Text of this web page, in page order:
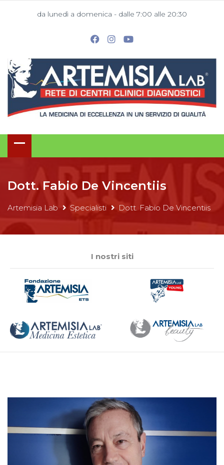
da lunedì a domenica - dalle 7:00 alle 20:30
Dott. Fabio De Vincentiis
Artemisia Lab Specialisti Dott. Fabio De Vincentiis
I nostri siti